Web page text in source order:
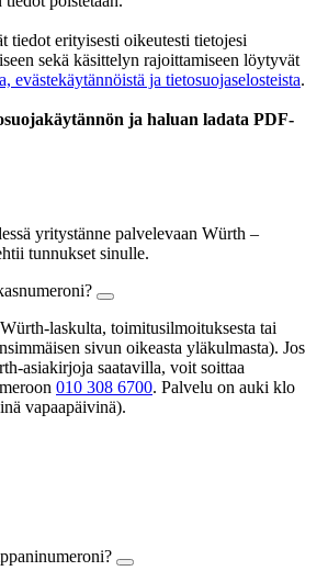
tiedot erityisesti oikeutesti tietojesi
sekä käsittelyn rajoittamiseen löytyvät
evästekäytännöistä ja tietosuojaselosteista.
ja haluan ladata PDF-
yritystänne palvelevaan Würth –
tunnukset sinulle.
laskulta, toimitusilmoituksesta tai
sivun oikeasta yläkulmasta). Jos
asiakirjoja saatavilla, voit soittaa
010 308 6700. Palvelu on auki klo
vapaapäivinä).